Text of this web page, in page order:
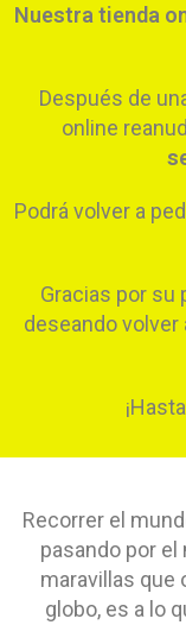
Nuestra tienda
Después de
online
Podrá volver a
Gracias por su
deseando volver
Recorrer el
pasando por
maravillas que
globo, es a lo